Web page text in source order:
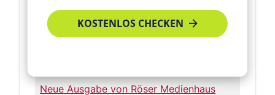
Spotify Ads bringen gute Laune - und
„Glücksgefühle“!
Neue Ausgabe von Röser Medienhaus
KOSTENLOS CHECKEN